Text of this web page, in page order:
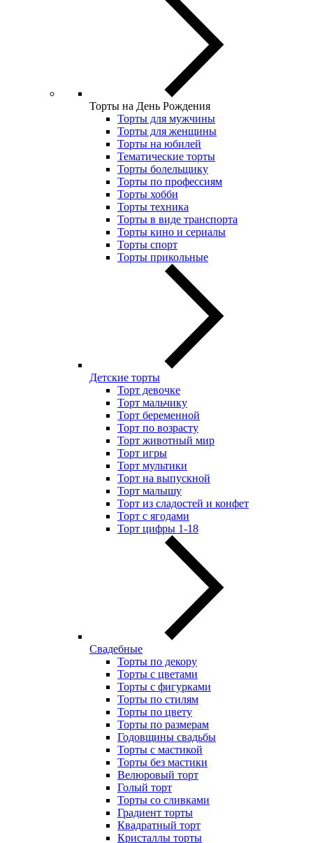
Торты на День Рождения
Торты для мужчины
Торты для женщины
Торты на юбилей
Тематические торты
Торты болельщику
Торты по профессиям
Торты хобби
Торты техника
Торты в виде транспорта
Торты кино и сериалы
Торты спорт
Торты прикольные
Детские торты
Торт девочке
Торт мальчику
Торт беременной
Торт по возрасту
Торт животный мир
Торт игры
Торт мультики
Торт на выпускной
Торт малышу
Торт из сладостей и конфет
Торт с ягодами
Торт цифры 1-18
Свадебные
Торты по декору
Торты с цветами
Торты с фигурками
Торты по стилям
Торты по цвету
Торты по размерам
Годовщины свадьбы
Торты с мастикой
Торты без мастики
Велюровый торт
Голый торт
Торты со сливками
Градиент торты
Квадратный торт
Кристаллы торты